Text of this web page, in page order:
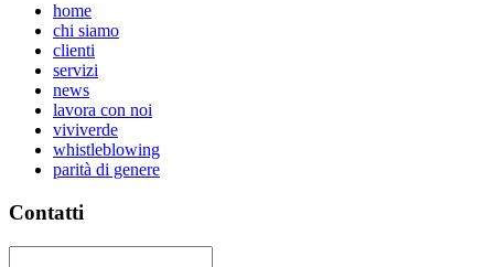
home
chi siamo
clienti
servizi
news
lavora con noi
viviverde
whistleblowing
parità di genere
Contatti